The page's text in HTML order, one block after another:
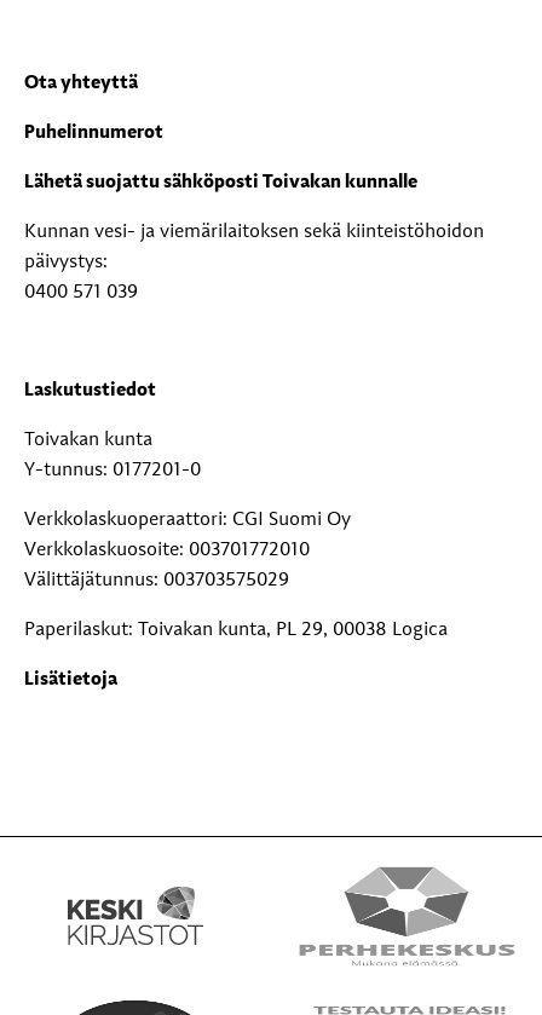
Ota yhteyttä
Puhelinnumerot
Lähetä suojattu sähköposti Toivakan kunnalle
Kunnan vesi- ja viemärilaitoksen sekä kiinteistöhoidon
päivystys:
0400 571 039
Laskutustiedot
Toivakan kunta
Y-tunnus: 0177201-0
Verkkolaskuoperaattori: CGI Suomi Oy
Verkkolaskuosoite: 003701772010
Välittäjätunnus: 003703575029
Paperilaskut: Toivakan kunta, PL 29, 00038 Logica
Lisätietoja